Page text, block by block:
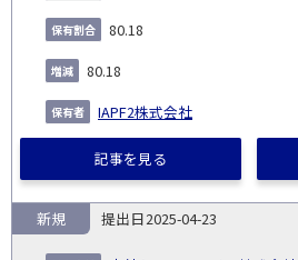
80.18
80.18
IAPF2株式会社
記事を見る
2025-04-23
新規